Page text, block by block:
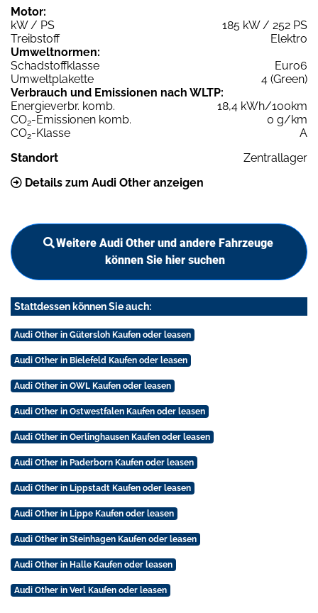
Motor:
kW / PS
185 kW / 252 PS
Treibstoff
Elektro
Umweltnormen:
Schadstoffklasse
Euro6
Umweltplakette
4 (Green)
Verbrauch und Emissionen nach WLTP:
Energieverbr. komb.
18,4 kWh/100km
CO2-Emissionen komb.
0 g/km
CO2-Klasse
A
Standort
Zentrallager
Details zum Audi Other anzeigen
Weitere Audi Other und andere Fahrzeuge
können Sie hier suchen
Stattdessen können Sie auch:
Audi Other in Gütersloh Kaufen oder leasen
Audi Other in Bielefeld Kaufen oder leasen
Audi Other in OWL Kaufen oder leasen
Audi Other in Ostwestfalen Kaufen oder leasen
Audi Other in Oerlinghausen Kaufen oder leasen
Audi Other in Paderborn Kaufen oder leasen
Audi Other in Lippstadt Kaufen oder leasen
Audi Other in Lippe Kaufen oder leasen
Audi Other in Steinhagen Kaufen oder leasen
Audi Other in Halle Kaufen oder leasen
Audi Other in Verl Kaufen oder leasen